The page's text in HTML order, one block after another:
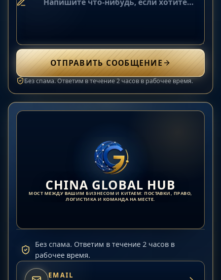
ОТПРАВИТЬ СООБЩЕНИЕ
Без спама. Ответим в течение 2 часов в рабочее время.
CHINA GLOBAL HUB
МОСТ МЕЖДУ ВАШИМ БИЗНЕСОМ И КИТАЕМ: ПОСТАВКИ, ПРАВО,
ЛОГИСТИКА И КОМАНДА НА МЕСТЕ.
Без спама. Ответим в течение 2 часов в
рабочее время.
EMAIL